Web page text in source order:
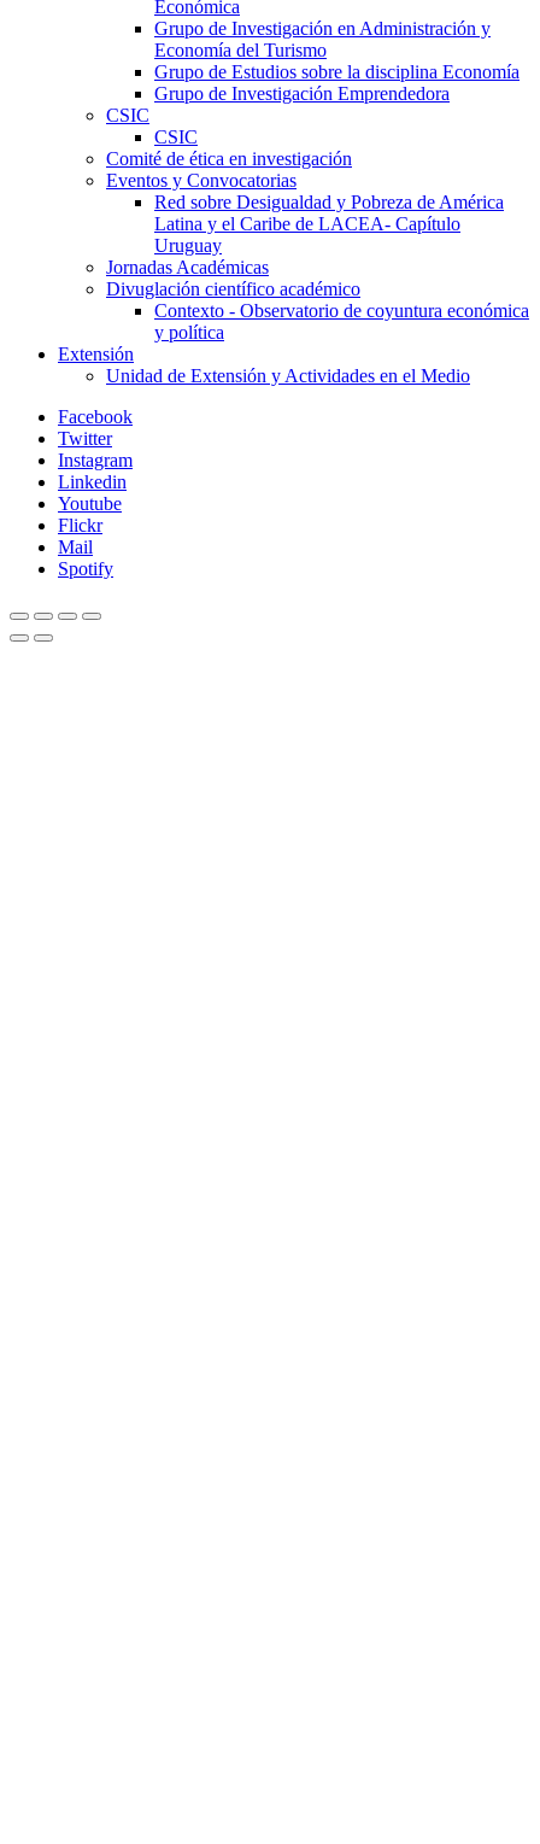
Económica
Grupo de Investigación en Administración y
Economía del Turismo
Grupo de Estudios sobre la disciplina Economía
Grupo de Investigación Emprendedora
CSIC
CSIC
Comité de ética en investigación
Eventos y Convocatorias
Red sobre Desigualdad y Pobreza de América
Latina y el Caribe de LACEA- Capítulo
Uruguay
Jornadas Académicas
Divuglación científico académico
Contexto - Observatorio de coyuntura económica
y política
Extensión
Unidad de Extensión y Actividades en el Medio
Facebook
Twitter
Instagram
Linkedin
Youtube
Flickr
Mail
Spotify